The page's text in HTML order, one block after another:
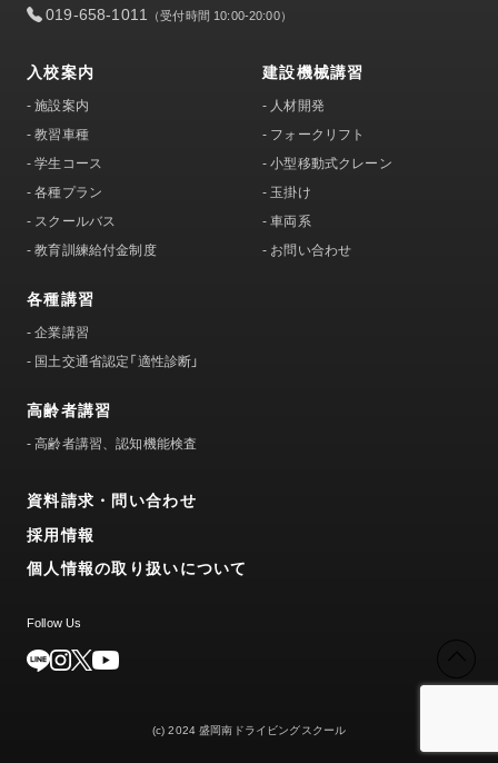
019-658-1011 （受付時間 10:00-20:00）
入校案内
-施設案内
-教習車種
-学生コース
-各種プラン
- スクールバス
-教育訓練給付金制度
各種講習
-企業講習
- 国土交通省認定「適性診断」
高齢者講習
-高齢者講習、認知機能検査
建設機械講習
- 人材開発
- フォークリフト
-小型移動式クレーン
- 玉掛け
-車両系
- お問い合わせ
資料請求・問い合わせ
採用情報
個人情報の取り扱いについて
Follow Us
(c) 2024 盛岡南ドライビングスクール